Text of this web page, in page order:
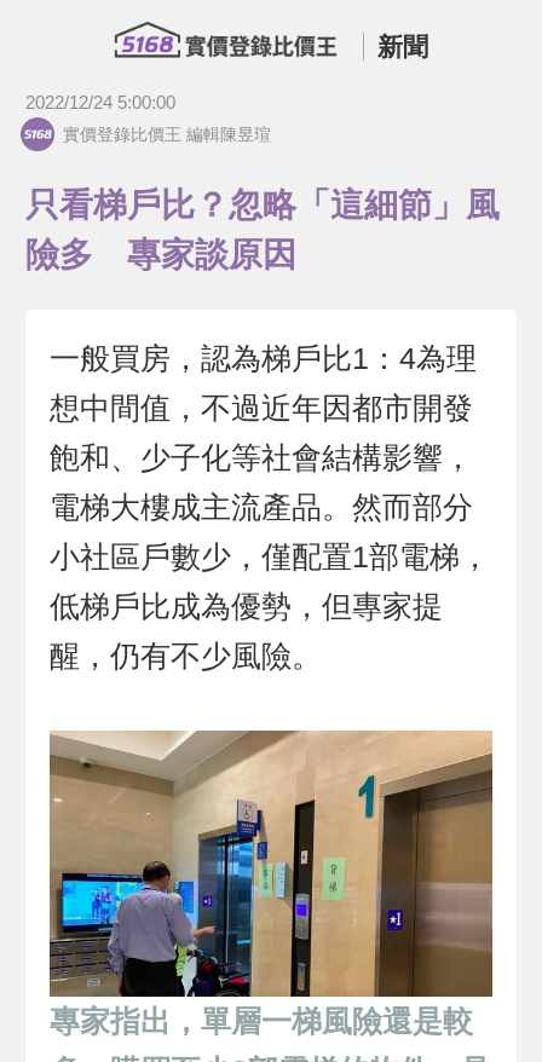
新聞
2022/12/24 5:00:00
實價登錄比價王 編輯陳昱瑄
只看梯戶比？忽略「這細節」風
險多 專家談原因
一般買房，認為梯戶比1：4為理
想中間值，不過近年因都市開發
飽和、少子化等社會結構影響，
電梯大樓成主流產品。然而部分
小社區戶數少，僅配置1部電梯，
低梯戶比成為優勢，但專家提
醒，仍有不少風險。
專家指出，單層一梯風險還是較